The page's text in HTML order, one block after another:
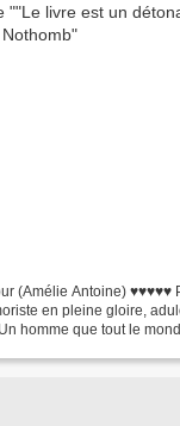
(Amélie Antoine) ♥♥♥♥♥
en pleine gloire,
homme que tout le